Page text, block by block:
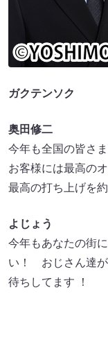
ガクテンソク
奥田修二
今年も全国の皆さ
お客様には最高の
最高の打ち上げを
よじょう
今年もあなたの街
い！ おじさん達
待ちしてます ！